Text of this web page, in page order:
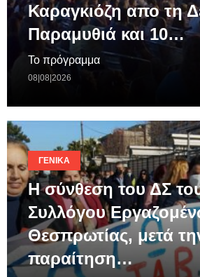
Καραγκιόζη απο τη
Παραμυθιά και 10…
Το πρόγραμμα
08|08|2026
ΓΕΝΙΚΆ
Η σύνθεση του ΔΣ
Συλλόγου
Θεσπρωτίας, μετά
παραίτηση…